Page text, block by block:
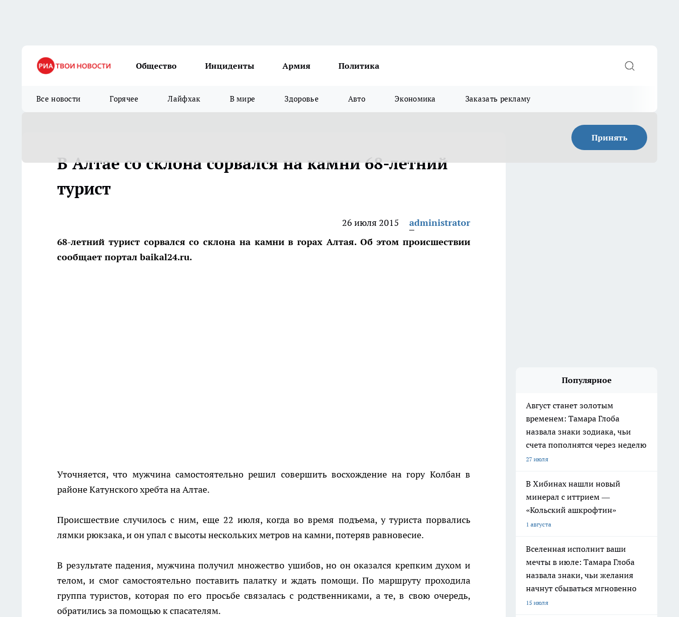
Общество Инциденты Армия Политика
Все новости Горячее Лайфхак В мире Здоровье Авто Экономика Заказать рекламу
Принять
В Алтае со склона сорвался на камни 68-летний
турист
26 июля 2015
administrator
68-летний турист сорвался со склона на камни в горах Алтая. Об этом происшествии
сообщает портал baikal24.ru.
Уточняется, что мужчина самостоятельно решил совершить восхождение на гору Колбан в
районе Катунского хребта на Алтае.
Происшествие случилось с ним, еще 22 июля, когда во время подъема, у туриста порвались
лямки рюкзака, и он упал с высоты нескольких метров на камни, потеряв равновесие.
В результате падения, мужчина получил множество ушибов, но он оказался крепким духом и
телом, и смог самостоятельно поставить палатку и ждать помощи. По маршруту проходила
группа туристов, которая по его просьбе связалась с родственниками, а те, в свою очередь,
обратились за помощью к спасателям.
Популярное
Август станет золотым
временем: Тамара Глоба
назвала знаки зодиака, чьи
счета пополнятся через неделю
27 июля
В Хибинах нашли новый
минерал с иттрием —
«Кольский ашкрофтин»
1 августа
Вселенная исполнит ваши
мечты в июле: Тамара Глоба
назвала знаки, чьи желания
начнут сбываться мгновенно
15 июля